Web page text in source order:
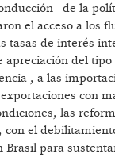
de la
el acceso a los
tasas de interés
apreciación del
, a las
con
las
con el
Brasil para